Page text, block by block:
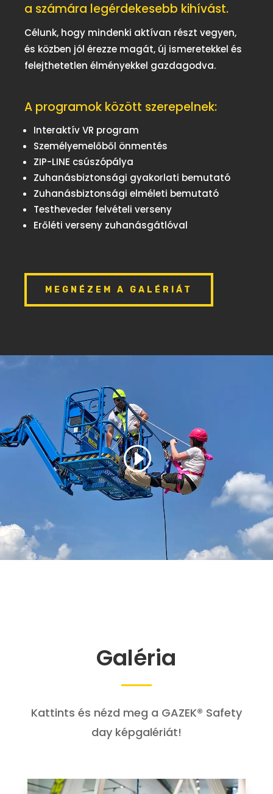
a számára legérdekesebb kihívást.
Célunk, hogy mindenki aktívan részt vegyen,
és közben jól érezze magát, új ismeretekkel és
felejthetetlen élményekkel gazdagodva.
A programok között szerepelnek:
Interaktív VR program
Személyemelőből önmentés
ZIP-LINE csúszópálya
Zuhanásbiztonsági gyakorlati bemutató
Zuhanásbiztonsági elméleti bemutató
Testheveder felvételi verseny
Erőléti verseny zuhanásgátlóval
MEGNÉZEM A GALÉRIÁT
Galéria
Kattints és nézd meg a GAZEK® Safety
day képgalériát!